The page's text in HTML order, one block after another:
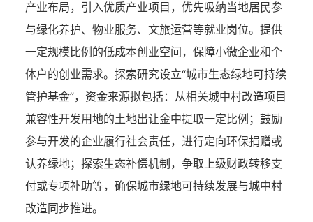
产业布局，引入优质产业项目，优先吸纳当地居民参
与绿化养护、物业服务、文旅运营等就业岗位。提供
一定规模比例的低成本创业空间，保障小微企业和个
体户的创业需求。探索研究设立“城市生态绿地可持续
管护基金”，资金来源拟包括：从相关城中村改造项目
兼容性开发用地的土地出让金中提取一定比例；鼓励
参与开发的企业履行社会责任，进行定向环保捐赠或
认养绿地；探索生态补偿机制，争取上级财政转移支
付或专项补助等，确保城市绿地可持续发展与城中村
改造同步推进。